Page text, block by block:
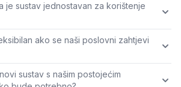
je sustav jednostavan za korištenje
ako se naši poslovni zahtjevi
sustav s našim postojećim